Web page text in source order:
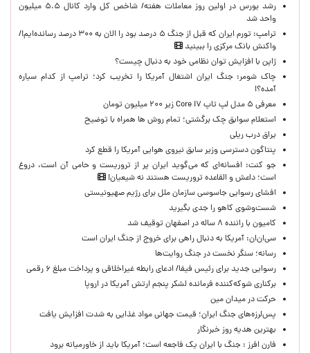
رشد بورس در اولین روز معاملات هفته/ شاخص کل وارد کانال ۵.۵ میلیون
واحد شد
ترامپ: تورم ایران که قبل از جنگ ۵ درصد بود را الان به ۳۰۰ درصد رسانده‌ایم!/
واکنش بانک مرکزی را ببینید
ژاپن با افزایش توان نظامی خود به دنبال چیست؟
چاک شومر: جنگ ایران اشتغال آمریکا را تخریب کرد؛ ترامپ از کدام سیاره
آمده؟!
معرفی ۵ مدل لپ تاپ Core i۷ زیر ۲۰۰ میلیون تومان
استعلام سوابق چک برگشتی؛ تمام روش ها همراه با توضیح
یراق درب ریلی
پنتاگون دسترسی وزیر سابق نیروی هوایی آمریکا را قطع کرد
جو کنت: افسانه‌ای که می‌گوید ایران پر از تروریست و حامی آن است، دروغ
است؛ داعش و القاعده تروریست هستند نه شیعیان!
افشای رسوایی جاسوسی سازمان ملل برای رژیم صهیونیستی
شست‌وشوی کاهو را جدی بگیرید
کامیون با راننده ۸ ساله در اصفهان توقیف شد
سی‌ان‌ان: آمریکا به دنبال راهی برای خروج از جنگ ایران است
رسانه؛ سنگر نخست در جنگ روایت‌ها
رسوایی جدید برای رئیس فیفا/ ادعای رابطه غیراخلاقی و پرداخت مبلغ ۶ رقمی
برکناری شوکه‌کننده فرمانده لشکر پنجم ارتش آمریکا در اروپا
حركت در ميدان مين
پس‌لرزه‌های جنگ ایران؛ قیمت جهانی مواد غذایی به شدت افزایش یافت
بهترین هدیه روز خبرنگار
فارن افرز : جنگ با ایران یک فاجعه است؛ آمریکا باید از خاورمیانه برود